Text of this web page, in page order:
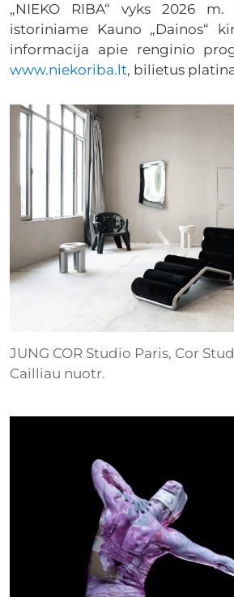
„NIEKO RIBA“ vyks 2026
istoriniame Kauno „Dainos“
informacija apie renginio
www.niekoriba.lt, bilietus
JUNG COR Studio Paris, Cor
Cailliau nuotr.